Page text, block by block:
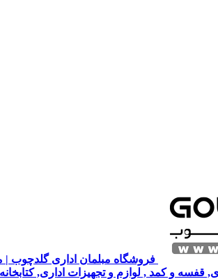
فروشگاه مبلمان اداری گلدچوب |
قفسه و کمد , لوازم و تجهیزات اداری,